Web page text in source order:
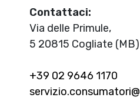
Contattaci:
Via delle Primule,
5 20815 Cogliate (MB)
+39 02 9646 1170